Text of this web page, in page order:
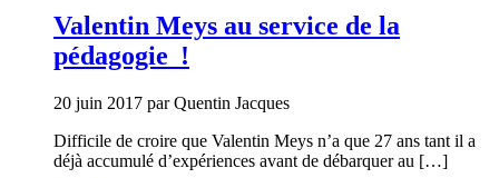
Valentin Meys au service de la
pédagogie !
20 juin 2017 par Quentin Jacques
Difficile de croire que Valentin Meys n’a que 27 ans tant il a
déjà accumulé d’expériences avant de débarquer au […]